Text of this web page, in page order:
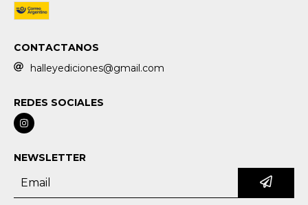
CONTACTANOS
halleyediciones@gmail.com
REDES SOCIALES
NEWSLETTER